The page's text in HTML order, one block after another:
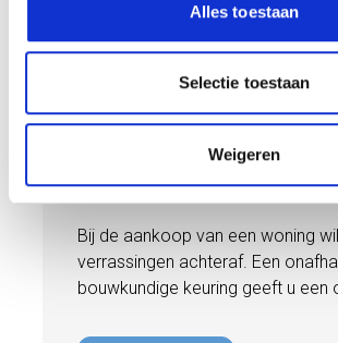
Alles toestaan
Selectie toestaan
Weigeren
BLOG
31 JULI 2026
Onafhankelijke bouwkundige
Bij de aankoop van een woning
verrassingen achteraf. Een
bouwkundige keuring geeft u een